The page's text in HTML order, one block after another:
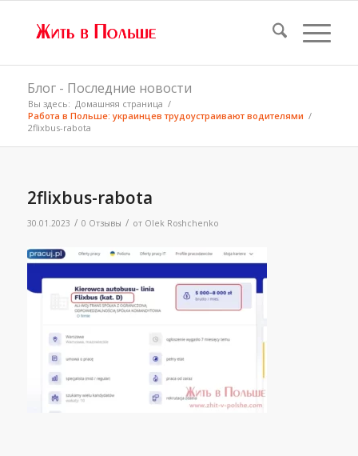
Блог - Последние новости
Вы здесь: Домашняя страница /
Работа в Польше: украинцев трудоустраивают водителями /
2flixbus-rabota
2flixbus-rabota
30.01.2023 / 0 Отзывы / от Olek Roshchenko